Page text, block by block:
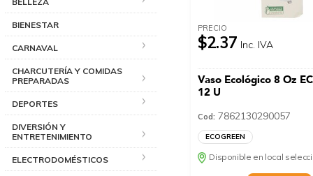
BIENESTAR
CARNAVAL
CHARCUTERÍA Y COMIDAS
PREPARADAS
DEPORTES
DIVERSIÓN Y
ENTRETENIMIENTO
ELECTRODOMÉSTICOS
PRECIO
$2.37 Inc. IVA
Vaso Ecológico 8 Oz
12 U
Cod: 7862130290057
ECOGREEN
Disponible en local